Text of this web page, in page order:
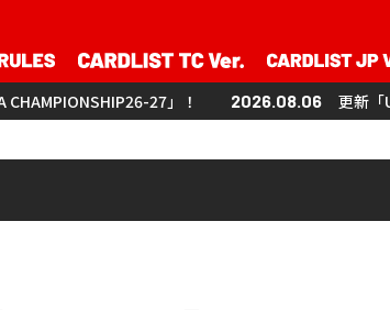
」！ 2026.08.06 更新「UNION ARENA